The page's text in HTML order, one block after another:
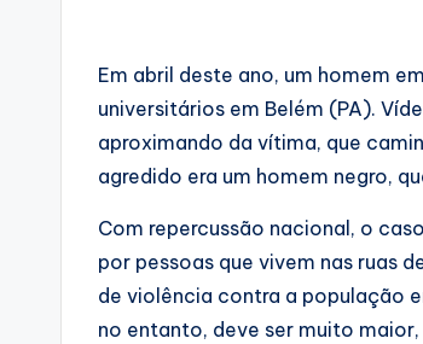
Em abril deste ano, um homem
universitários em Belém (PA).
aproximando da vítima, que
agredido era um homem negro,
Com repercussão nacional, o
por pessoas que vivem nas ruas
de violência contra a população
no entanto, deve ser muito